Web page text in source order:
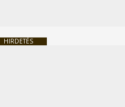
HIRDETÉS